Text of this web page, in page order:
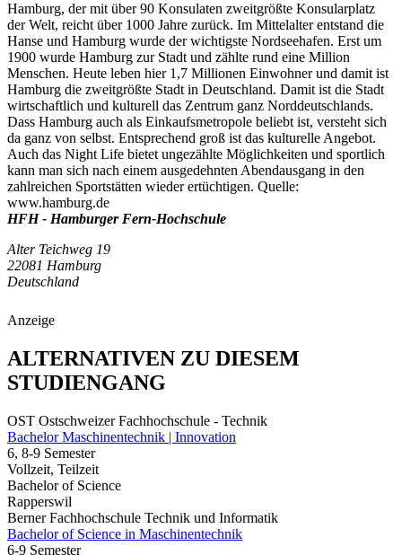
Hamburg, der mit über 90 Konsulaten zweitgrößte Konsularplatz
der Welt, reicht über 1000 Jahre zurück. Im Mittelalter entstand die
Hanse und Hamburg wurde der wichtigste Nordseehafen. Erst um
1900 wurde Hamburg zur Stadt und zählte rund eine Million
Menschen. Heute leben hier 1,7 Millionen Einwohner und damit ist
Hamburg die zweitgrößte Stadt in Deutschland. Damit ist die Stadt
wirtschaftlich und kulturell das Zentrum ganz Norddeutschlands.
Dass Hamburg auch als Einkaufsmetropole beliebt ist, versteht sich
da ganz von selbst. Entsprechend groß ist das kulturelle Angebot.
Auch das Night Life bietet ungezählte Möglichkeiten und sportlich
kann man sich nach einem ausgedehnten Abendausgang in den
zahlreichen Sportstätten wieder ertüchtigen. Quelle:
www.hamburg.de
HFH - Hamburger Fern-Hochschule
Alter Teichweg 19
22081 Hamburg
Deutschland
Anzeige
ALTERNATIVEN ZU DIESEM
STUDIENGANG
OST Ostschweizer Fachhochschule - Technik
Bachelor Maschinentechnik | Innovation
6, 8-9 Semester
Vollzeit, Teilzeit
Bachelor of Science
Rapperswil
Berner Fachhochschule Technik und Informatik
Bachelor of Science in Maschinentechnik
6-9 Semester